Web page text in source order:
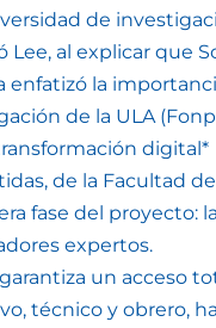
de
Lee, al explicar que
enfatizó la
de la ULA
digital*
de la Facultad
fase del proyecto:
expertos.
un acceso
técnico y obrero,